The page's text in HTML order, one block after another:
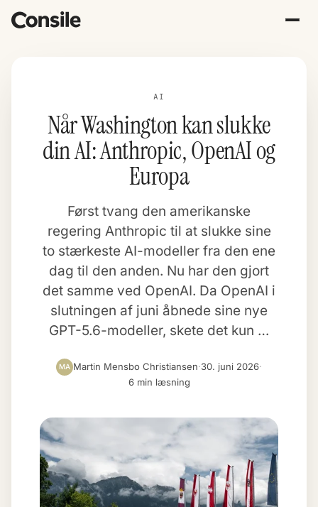
AI
Når Washington kan slukke
din AI: Anthropic, OpenAI og
Europa
Først tvang den amerikanske
regering Anthropic til at slukke sine
to stærkeste AI-modeller fra den ene
dag til den anden. Nu har den gjort
det samme ved OpenAI. Da OpenAI i
slutningen af juni åbnede sine nye
GPT-5.6-modeller, skete det kun …
MA Martin Mensbo Christiansen·30. juni 2026·
6 min læsning